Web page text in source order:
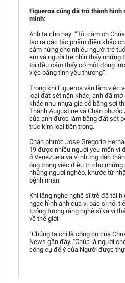
Figueroa cũng đã trở thành hình
mình:
Anh ta cho hay: “Tôi cảm ơn
tạo ra các tác phẩm điêu khắc
cảm hứng cho nhiều người trẻ
em và người trẻ nhìn thấy những
tôi đều cảm thấy có một động
việc bằng tình yêu thương”.
Trong khi Figueroa vẫn làm việc
loại đất sét nặn khác, anh đã
khác như nhựa gia cố bằng sợi
Thánh Augustine và Chân phước
của anh được làm bằng đất sét
trúc kim loại bên trong.
Chân phước Jose Gregorio
19 được nhiều người yêu mến vì
ở Venezuela và vì những dấn
ông trong việc điều trị cho
những người nghèo, khước từ
bệnh nhân.
Khi lắng nghe nghệ sĩ trẻ đã tái
ngạc hình ảnh của vị bác sĩ nổi
tưởng tượng rằng nghệ sĩ và vị
về thế giới:
“Chúng ta chỉ là công cụ của
News gần đây. "Chúa là người
công cụ để ý của Người được